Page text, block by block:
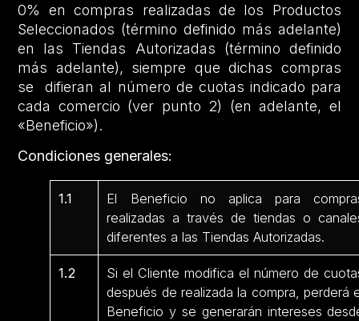
0% en compras realizadas de los Productos
Seleccionados (término definido más adelante)
en las Tiendas Autorizadas (término definido
más adelante), siempre que dichas compras
se difieran al número de cuotas indicado para
cada comercio (ver punto 2) (en adelante, el
«Beneficio»).
Condiciones generales:
1.1
El Beneficio no aplica para
realizadas a través de tiendas o
diferentes a las Tiendas Autorizadas.
1.2
Si el Cliente modifica el número de
después de realizada la compra, perderá
Beneficio y se generarán intereses